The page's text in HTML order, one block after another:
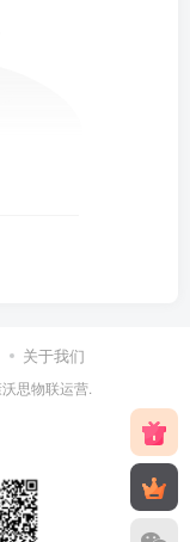
关于我们
沃思物联运营.